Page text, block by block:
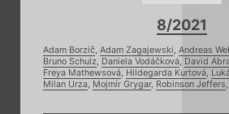
8/2021
Adam Borzič, Adam Zagajewski, Andreas
Bruno Schulz, Daniela Vodáčková, David
Freya Mathewsová, Hildegarda Kurtová,
Milan Urza, Mojmír Grygar, Robinson Jeffers,